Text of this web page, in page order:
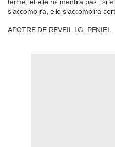
terme, et elle ne mentira pas : si
s’accomplira, elle s’accomplira
APOTRE DE REVEIL LG. PENIEL